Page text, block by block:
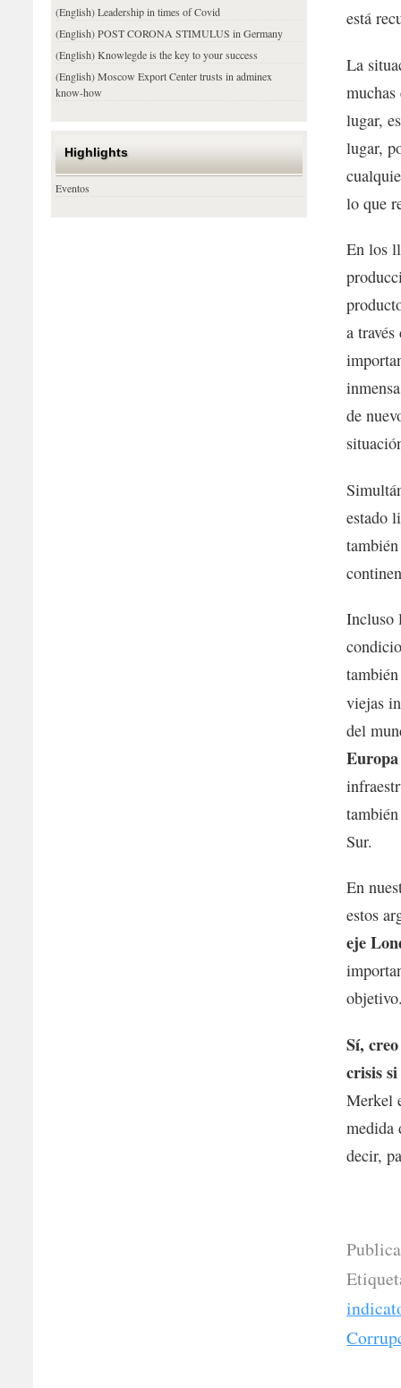
está
La
lugar,
lugar,
lo que
En los
a
de
estado
viejas
del
Sur.
En
estos
eje
Sí,
crisis
Merkel
medida
decir,
(English) Leadership in times of Covid
(English) POST CORONA STIMULUS in Germany
(English) Knowlegde is the key to your success
(English) Moscow Export Center trusts in adminex
know-how
Highlights
Eventos